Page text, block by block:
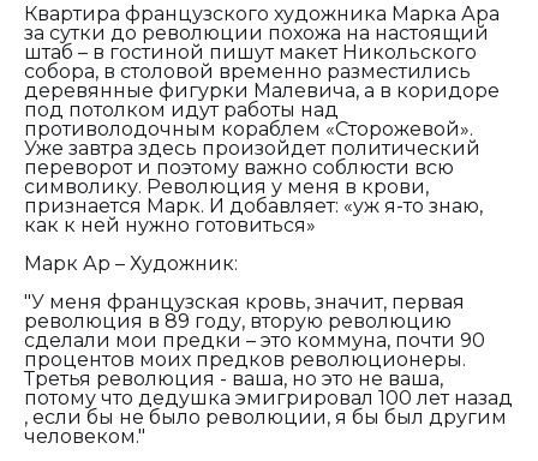
Квартира французского художника Марка Ара
за сутки до революции похожа на настоящий
штаб – в гостиной пишут макет Никольского
собора, в столовой временно разместились
деревянные фигурки Малевича, а в коридоре
под потолком идут работы над
противолодочным кораблем «Сторожевой».
Уже завтра здесь произойдет политический
переворот и поэтому важно соблюсти всю
символику. Революция у меня в крови,
признается Марк. И добавляет: «уж я-то знаю,
как к ней нужно готовиться»
Марк Ар – Художник:
"У меня французская кровь, значит, первая
революция в 89 году, вторую революцию
сделали мои предки – это коммуна, почти 90
процентов моих предков революционеры.
Третья революция - ваша, но это не ваша,
потому что дедушка эмигрировал 100 лет назад
, если бы не было революции, я бы был другим
человеком."